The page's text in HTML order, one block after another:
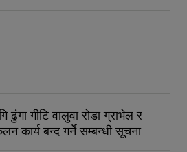
गीटि वालुवा रोडा ग्राभेल र
कार्य बन्द गर्ने सम्बन्धी सूचना